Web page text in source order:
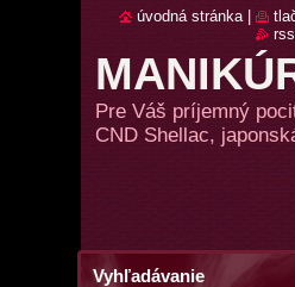
Pre Váš príjemný
CND Shellac,
Vyhľadávanie
úvodná stránka
rss